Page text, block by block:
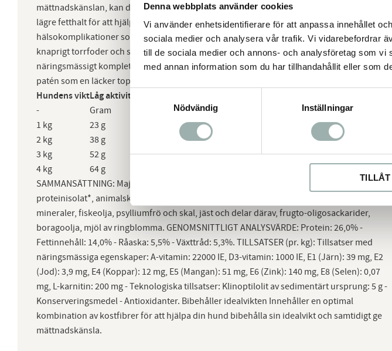
Denna webbplats använder cookies
Vi använder enhetsidentifierare för att anpassa innehållet
sociala medier och analysera vår trafik. Vi vidarebefordrar
till de sociala medier och annons- och analysföretag som
med annan information som du har tillhandahållit eller som
Samtyckesval
Nödvändig
Inställningar
mättnadskänslan, kan de också bidra till färre godbitar.Detta foder har utformats med en
lägre fetthalt för att hjälpa din hund bibehålla en hälsosam vikt och undvika de
hälsokomplikationer som följer med extra kilon.Sterilised finns i två varianter; som
knaprigt torrfoder och som läcker paté i en pouch (påse). Båda dessa varianter är
näringsmässigt kompletta helfoder och kompletterar varandra perfekt. Varför inte prova
patén som en läcker topping ovanpå torrfodret?
Hundens viktLåg aktivitet
- Gram FodermåttGram Gram
Fodermått
1 kg
23 g 27 g
3/8
2 kg
38 g 45 g
5/8
3 kg
52 g 5/8 61 g 5/8 71 g
6/8
4 kg
64 g
SAMMANSÄTTNING: Majs, torkat fågelprotein, hydrolyserat animalskt protein, vegetabilskt
proteinisolat*, animalskt fett, majsgluten, vegetabilskt fiber, vete, cikoria, sojaolja,
mineraler, fiskeolja, psylliumfrö och skal, jäst och delar därav, frugto-oligosackarider,
boragoolja, mjöl av ringblomma. GENOMSNITTLIGT ANALYSVÄRDE: Protein: 26,0% -
Fettinnehåll: 14,0% - Råaska: 5,5% - Växttråd: 5,3%. TILLSATSER (pr. kg): Tillsatser med
näringsmässiga egenskaper: A-vitamin: 22000 IE, D3-vitamin: 1000 IE, E1 (Järn): 39 mg, E2
(Jod): 3,9 mg, E4 (Koppar): 12 mg, E5 (Mangan): 51 mg, E6 (Zink): 140 mg, E8 (Selen): 0,07
mg, L-karnitin: 200 mg - Teknologiska tillsatser: Klinoptilolit av sedimentärt ursprung: 5 g -
Konserveringsmedel - Antioxidanter. Bibehåller idealvikten Innehåller en optimal
kombination av kostfibrer för att hjälpa din hund bibehålla sin idealvikt och samtidigt ge
mättnadskänsla.